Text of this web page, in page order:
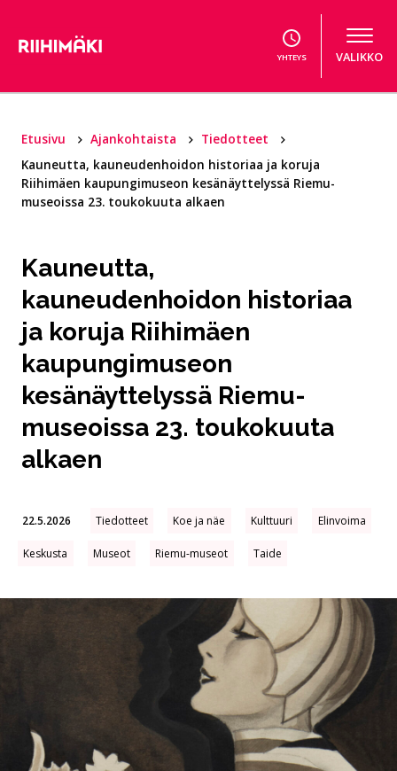
YHTEYS VALIKKO
Etusivu Ajankohtaista
Tiedotteet
Kauneutta, kauneudenhoidon historiaa ja koruja
Riihimäen kaupungimuseon kesänäyttelyssä Riemu-
museoissa 23. toukokuuta alkaen
Kauneutta,
kauneudenhoidon historiaa
ja koruja Riihimäen
kaupungimuseon
kesänäyttelyssä Riemu-
museoissa 23. toukokuuta
alkaen
22.5.2026 Tiedotteet Koe ja näe Kulttuuri Elinvoima
Keskusta Museot Riemu-museot Taide